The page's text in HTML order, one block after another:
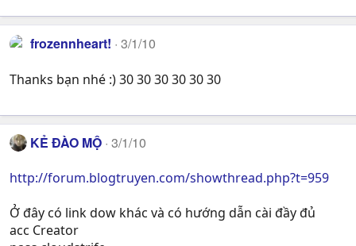
frozennheart! 3/1/10
Thanks bạn nhé :) 30 30 30 30 30 30
KẺ ĐÀO MỘ 3/1/10
http://forum.blogtruyen.com/showthread.php?t=959
Ở đây có link dow khác và có hướng dẫn cài đầy đủ
acc Creator